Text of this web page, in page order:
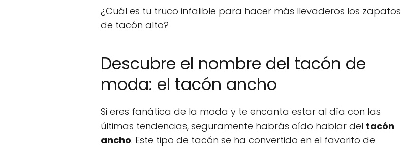
¿Cuál es tu truco infalible para hacer más llevaderos los zapatos
de tacón alto?
Descubre el nombre del tacón de
moda: el tacón ancho
Si eres fanática de la moda y te encanta estar al día con las
últimas tendencias, seguramente habrás oído hablar del tacón
ancho. Este tipo de tacón se ha convertido en el favorito de